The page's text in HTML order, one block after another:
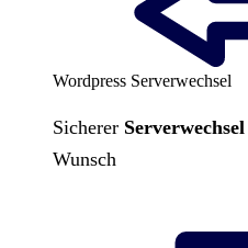
Wordpress Serverwechsel
Sicherer Serverwechsel
Wunsch